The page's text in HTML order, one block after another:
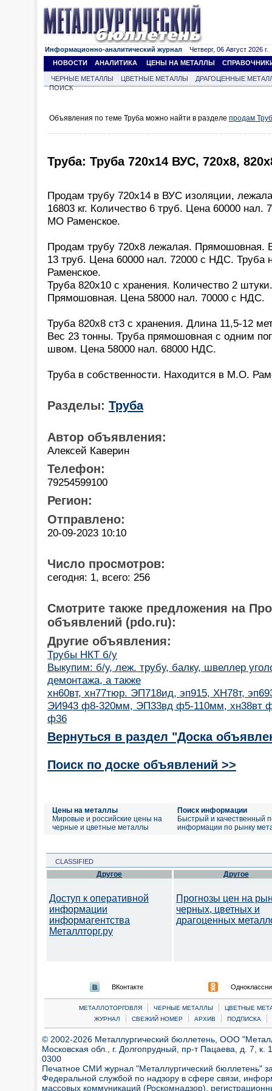
Информационно-аналитический журнал Четверг, 06 Август 2026 г.
НОВОСТИ
АНАЛИТИКА ЦЕНЫ НА МЕТАЛЛЫ
ЧЕРНЫЕ МЕТАЛЛЫ ЦВЕТНЫЕ МЕТАЛЛЫ
ДРАГОЦЕННЫЕ
ПОИСК
Объявления по теме Труба можно найти в разделе продам
Труба: Труба 720х14 ВУС, 720х8,
Продам трубу 720х14 в ВУС изоляции,
16803 кг. Количество 6 труб. Цена 60000
МО Раменское.
Продам трубу 720х8 лежалая. Прямошовная.
13 труб. Цена 60000 нал. 72000 с НДС. Труба
Раменское.
Труба 820х10 с хранения. Количество 2
Прямошовная. Цена 58000 нал. 70000 с НДС.
Труба 820х8 ст3 с хранения. Длина 11,5-12
Вес 23 тонны. Труба прямошовная с одним
швом. Цена 58000 нал. 68000 НДС.
Труба в собственности. Находится в М.О.
Разделы: Труба
Автор объявления:
Алексей Каверин
Телефон:
79254599100
Регион:
Отправлено:
20-09-2023 10:10
Число просмотров:
сегодня: 1, всего: 256
Смотрите также предложения на
объявлений (pdo.ru):
Другие объявления:
Трубы НКТ б/у
Выкупим: б/у, леж. трубу, балку, швеллер
демонтажа, а также
хн60вт, хн77тюр. ЭП718ид, эп915, ХН78т,
ЭИ943 ф8-320мм, ЭП33вд ф5-110мм, хн38вт
ф36
Вернуться в раздел "Доска
Поиск по доске объявлений >>
Цены на металлы
Мировые и российские цены на
черные и цветные металлы
Поиск информации
Быстрый и качественный
информации по рынку
CLASSIFIED
Другое
Доступ к оперативной
информации
информагентства
Металлторг.ру
Другое
Прогнозы цен на
черных, цветных и
драгоценных
ВКонтакте
МЕТАЛЛОТОРГОВЛЯ | ЧЕРНЫЕ МЕТАЛЛЫ |
ЦВЕТНЫЕ
ЖУРНАЛ
| СВЕЖИЙ НОМЕР | АРХИВ | ПОДПИСКА |
© 2002-2026 Металлургический бюллетень, ООО
Московская обл., г. Долгопрудный, пр-т Пацаева, д. 7,
0300
Печатное СМИ журнал "Металлургический бюллетень"
Федеральной службой по надзору в сфере связи,
массовых коммуникаций (Роскомнадзор),